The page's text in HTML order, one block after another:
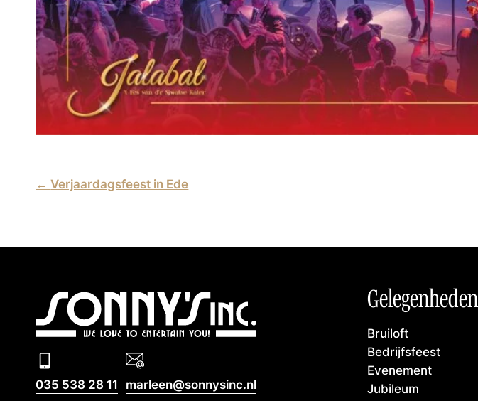
←Verjaardagsfeest in Ede
035 538 28 11 marleen@sonnysinc.nl
Gelegenheden
Bruiloft
Bedrijfsfeest
Evenement
Jubileum